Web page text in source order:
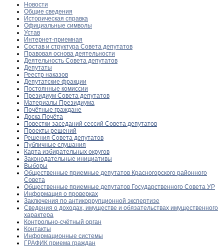
Новости
Общие сведения
Историческая справка
Официальные символы
Устав
Интернет-приемная
Состав и структура Совета депутатов
Правовая основа деятельности
Деятельность Совета депутатов
Депутаты
Реестр наказов
Депутатские фракции
Постоянные комиссии
Президиум Совета депутатов
Материалы Президиума
Почётные граждане
Доска Почёта
Повестки заседаний сессий Совета депутатов
Проекты решений
Решения Совета депутатов
Публичные слушания
Карта избирательных округов
Законодательные инициативы
Выборы
Общественные приемные депутатов Красногорского районного
Совета
Общественные приемные депутатов Государственного Совета УР
Информация о проверках
Заключения по антикоррупционной экспертизе
Сведения о доходах, имуществе и обязательствах имущественного
характера
Контрольно-счётный орган
Контакты
Информационные системы
ГРАФИК приема граждан